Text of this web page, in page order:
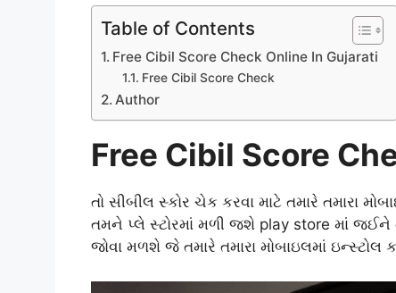
Table of Contents
Free Cibil Score Check Online In Gujarati
Free Cibil Score Check
Author
Free Cibil Score
તો સીબીલ સ્કોર ચેક કરવા માટે તમારે તમારા
તમને પ્લે સ્ટોરમાં મળી જશે play store માં
જોવા મળશે જે તમારે તમારા મોબાઇલમાં ઇન્સ્ટોલ